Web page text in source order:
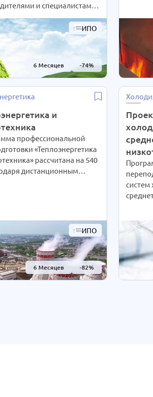
ИПО
6 Месяцев -74%
и специалистами»
на 510 ч. Благодаря
технологиям
обучения студенты
сами согласно своим
При Вашем
длительность курса
экстерном
В 2 РАЗА!
уточняйте по
на сайте или отправьте
для консультации.
может
нам
ИПО
6 Месяцев -82%
и
профессиональной
«Теплоэнергетика
рассчитана на 540
дистанционным
быть экстерном
В 2 РАЗА!
уточняйте по
на сайте или отправьте
для консультации.
систем
может